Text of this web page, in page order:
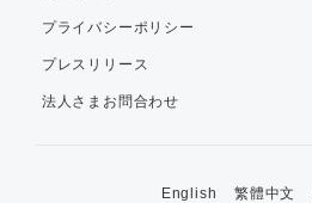
プライバシーポリシー
プレスリリース
法人さまお問合わせ
English 繁體中文